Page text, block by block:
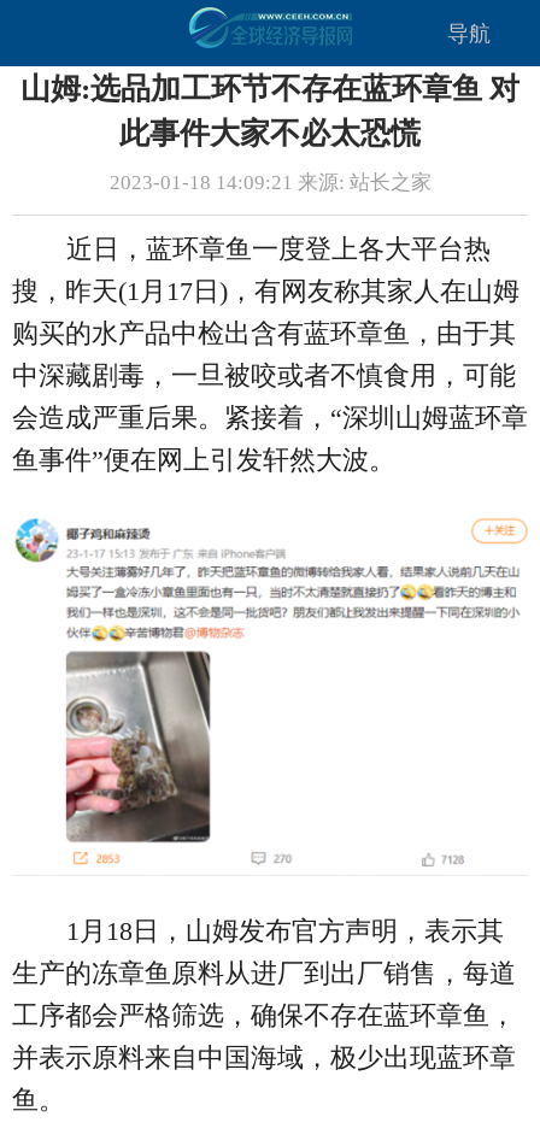
导航
山姆:选品加工环节不存在蓝环章鱼 对
此事件大家不必太恐慌
2023-01-18 14:09:21 来源: 站长之家
近日，蓝环章鱼一度登上各大平台热
搜，昨天(1月17日)，有网友称其家人在山姆
购买的水产品中检出含有蓝环章鱼，由于其
中深藏剧毒，一旦被咬或者不慎食用，可能
会造成严重后果。紧接着，“深圳山姆蓝环章
鱼事件”便在网上引发轩然大波。
1月18日，山姆发布官方声明，表示其
生产的冻章鱼原料从进厂到出厂销售，每道
工序都会严格筛选，确保不存在蓝环章鱼，
并表示原料来自中国海域，极少出现蓝环章
鱼。